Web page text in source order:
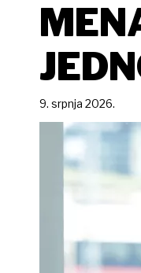
9. srpnja 2026.